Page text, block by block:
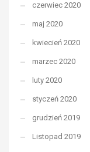
czerwiec 2020
maj 2020
kwiecień 2020
marzec 2020
luty 2020
styczeń 2020
grudzień 2019
Listopad 2019